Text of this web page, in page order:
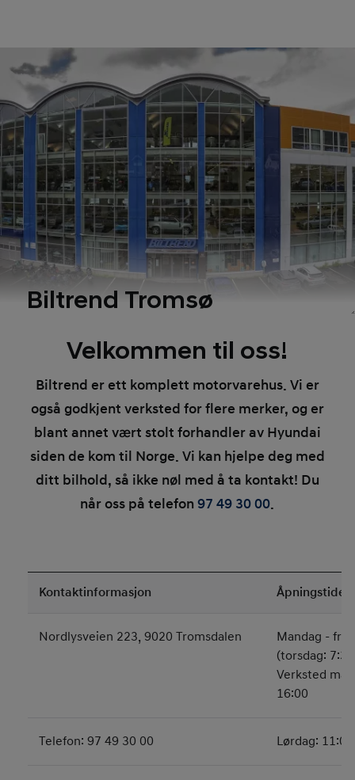
Biltrend Tromsø
Velkommen til oss!
Biltrend er ett komplett motorvarehus. Vi er
også godkjent verksted for flere merker, og er
blant annet vært stolt forhandler av Hyundai
siden de kom til Norge. Vi kan hjelpe deg med
ditt bilhold, så ikke nøl med å ta kontakt! Du
når oss på telefon97 49 30 00.
Kontaktinformasjon Åpningstider
Nordlysveien 223, 9020 Tromsdalen
Mandag -
(torsdag:
Verksted
16:00
Telefon: 97 49 30 00 Lørdag: